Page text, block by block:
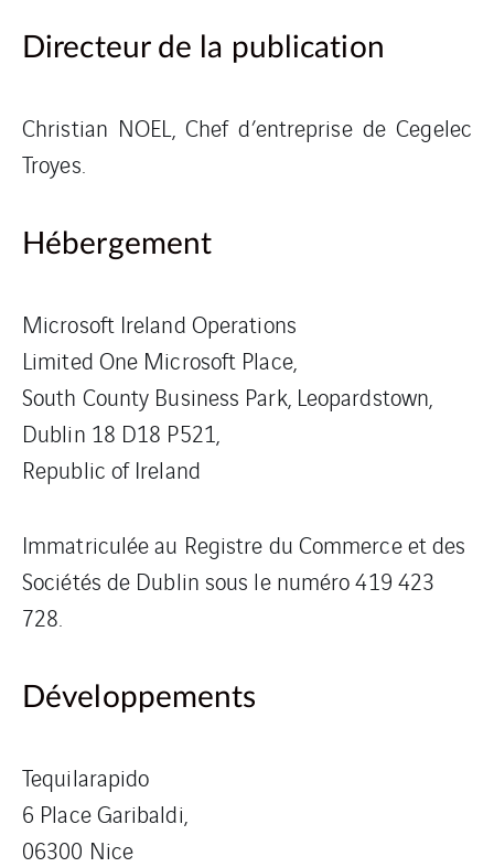
Directeur de la publication
Christian NOEL, Chef d’entreprise de Cegelec
Troyes.
Hébergement
Microsoft Ireland Operations
Limited One Microsoft Place,
South County Business Park, Leopardstown,
Dublin 18 D18 P521,
Republic of Ireland
Immatriculée au Registre du Commerce et des
Sociétés de Dublin sous le numéro 419 423
728.
Développements
Tequilarapido
6 Place Garibaldi,
06300 Nice